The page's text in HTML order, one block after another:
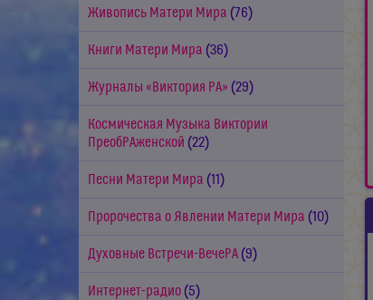
Живопись Матери Мира (76)
Книги Матери Мира (36)
Журналы «Виктория РА» (29)
Космическая Музыка Виктории
ПреобРАженской (22)
Песни Матери Мира (11)
Пророчества о Явлении Матери Мира (10)
Духовные Встречи-ВечеРА (9)
Интернет-радио (5)